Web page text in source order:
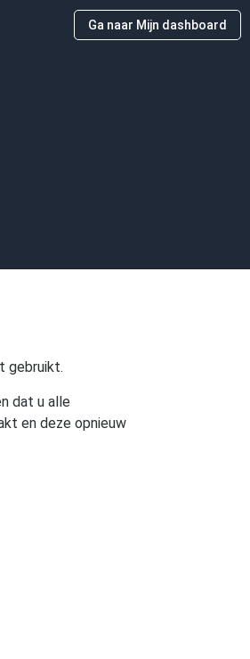
Ga naar Mijn dashboard
gebruikt.
dat u alle
en deze opnieuw